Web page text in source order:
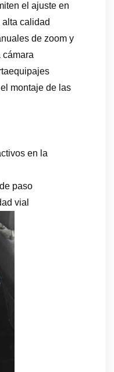
el ajuste en
calidad
de zoom y
cámara
montaje de las
en la
paso
vial